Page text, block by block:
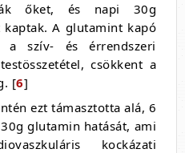
őket, és napi 30g
A glutamint kapó
a szív- és érrendszeri
csökkent a
[6]
ezt támasztotta alá, 6
glutamin hatását, ami
kockázati